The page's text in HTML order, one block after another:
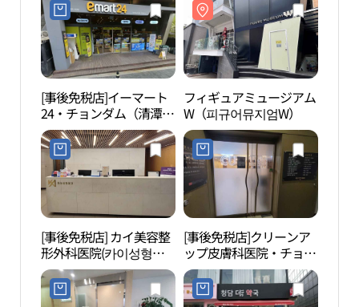
[事後免税店]イーマート
24・チョンダム（清潭）
本店(이마트24 청담본점)
フィギュアミュージアム
W（피규어뮤지엄W）
[事後免税店] カイ美容整
形外科医院(카이성형외
과의원)
[事後免税店]クリーンア
ップ皮膚科医院・チョン
ダム（清潭）(클린업피
부과의원 청담)